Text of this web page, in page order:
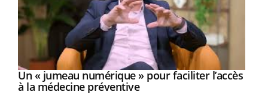
Youtube
Un « jumeau numérique » pour faciliter l’accès
à la médecine préventiveYoutube